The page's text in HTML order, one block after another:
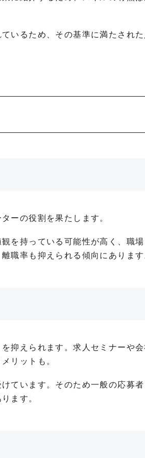
いるため、その基準に満たされ
ーの役割を果たします。
を持っている可能性が高く、職
職率も抑えられる傾向にありま
抑えられます。求人セミナーや
リットも。
ています。そのため一般の応募
ます。